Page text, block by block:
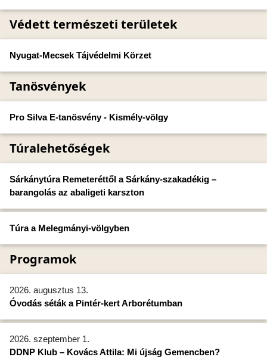
Védett természeti területek
Nyugat-Mecsek Tájvédelmi Körzet
Tanösvények
Pro Silva E-tanösvény - Kismély-völgy
Túralehetőségek
Sárkánytúra Remeteréttől a Sárkány-szakadékig –
barangolás az abaligeti karszton
Túra a Melegmányi-völgyben
Programok
2026. augusztus 13.
Óvodás séták a Pintér-kert Arborétumban
2026. szeptember 1.
DDNP Klub – Kovács Attila: Mi újság Gemencben?